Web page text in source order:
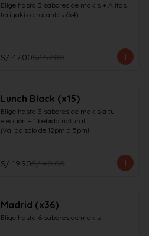
Elige hasta 3 sabores de makis + Alitas
teriyaki o crocantes (x4)
S/ 47.00S/ 57.00
Lunch Black (x15)
Elige hasta 3 sabores de makis a tu
elección + 1 bebida natural
¡Válido sólo de 12pm a 5pm!
S/ 19.90S/ 40.00
Madrid (x36)
Elige hasta 6 sabores de makis